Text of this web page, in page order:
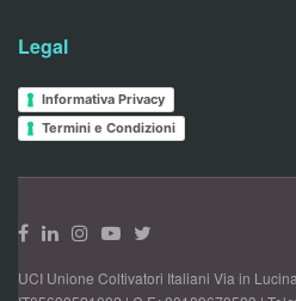
Legal
Informativa Privacy
Termini e Condizioni
UCI Unione Coltivatori Italiani Via in